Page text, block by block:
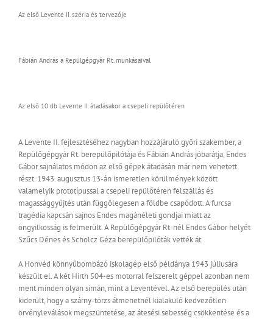
Az első Levente II. széria és tervezője
Fábián András a Repülgépgyár Rt. munkásaival
Az első 10 db Levente II. átadásakor a csepeli repülőtéren
A Levente II. fejlesztéséhez nagyban hozzájáruló győri szakember, a
Repülőgépgyár Rt. berepülőpilótája és Fábián András jóbarátja, Endes
Gábor sajnálatos módon az első gépek átadásán már nem vehetett
részt. 1943. augusztus 13-án ismeretlen körülmények között
valamelyik prototípussal a csepeli repülőtéren felszállás és
magassággyűjtés után függőlegesen a földbe csapódott. A furcsa
tragédia kapcsán sajnos Endes magánéleti gondjai miatt az
öngyilkosság is felmerült. A Repülőgépgyár Rt-nél Endes Gábor helyét
Szűcs Dénes és Scholcz Géza berepülőpilóták vették át.
A Honvéd könnyűbombázó iskolagép első példánya 1943 júliusára
készült el. A két Hirth 504-es motorral felszerelt géppel azonban nem
ment minden olyan simán, mint a Leventével. Az első berepülés után
kiderült, hogy a szárny-törzs átmenetnél kialakuló kedvezőtlen
örvényleválások megszüntetése, az átesési sebesség csökkentése és a